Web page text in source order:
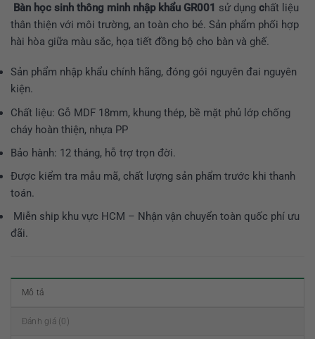
Bàn học sinh thông minh nhập khẩu GR001 sử dụng chất liệu
thân thiện với môi trường, an toàn cho bé. Sản phẩm phối hợp
hài hòa giữa màu sắc, họa tiết đồng bộ cho bàn và ghế.
Sản phẩm nhập khẩu chính hãng, đóng gói nguyên đai nguyên
kiện.
Chất liệu: Gỗ MDF 18mm, khung thép, bề mặt phủ lớp chống
cháy hoàn thiện, nhựa PP
Bảo hành: 12 tháng, hỗ trợ trọn đời.
Được kiểm tra mẫu mã, chất lượng sản phẩm trước khi thanh
toán.
Miễn ship khu vực HCM – Nhận vận chuyển toàn quốc phí ưu
đãi.
Mô tả
Đánh giá (0)